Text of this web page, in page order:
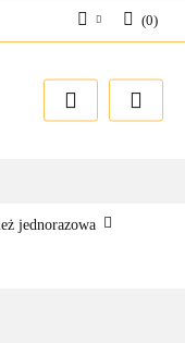
Zarejestruj się
(0)
jednorazowa